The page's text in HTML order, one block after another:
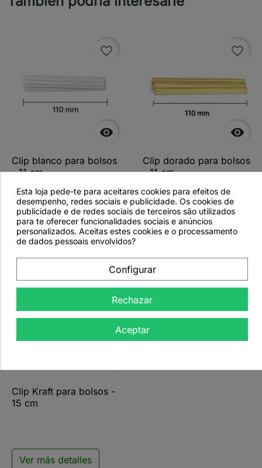

favorite_border
Clip blanco para bolsos
- 11 cm
Ver más detalles

favorite_border
Clip dorado para bolsos
- 11 cm
Ver más detalles
favorite_border
Clip Kraft para bolsos -
15 cm
Ver más detalles
Esta loja pede-te para aceitares cookies para efeitos de
desempenho, redes sociais e publicidade. Os cookies de
publicidade e de redes sociais de terceiros são utilizados
para te oferecer funcionalidades sociais e anúncios
personalizados. Aceitas estes cookies e o processamento
de dados pessoais envolvidos?
Configurar
Rechazar
Aceptar